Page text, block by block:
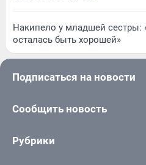
Накипело у младшей сестры:
осталась быть хорошей»
Подписаться на новости
Сообщить новость
Рубрики